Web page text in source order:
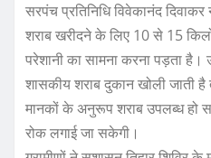
सरपंच प्रतिनिधि विवेकानंद
शराब खरीदने के लिए 10 से 15
परेशानी का सामना करना पड़ता है।
शासकीय शराब दुकान खोली जाती है
मानकों के अनुरूप शराब उपलब्ध हो
रोक लगाई जा सकेगी।